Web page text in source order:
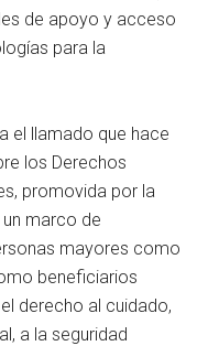
de apoyo y acceso
para la
el llamado que hace
los Derechos
promovida por la
un marco de
mayores como
beneficiarios
derecho al cuidado,
a la seguridad